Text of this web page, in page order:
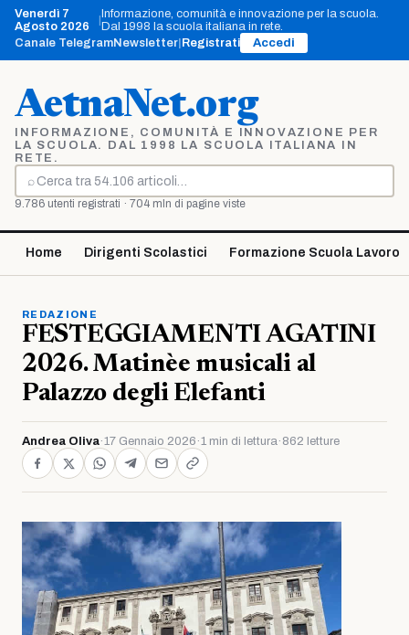
Vai
contenuto
Venerdì 7
Agosto 2026
Informazione, comunità e innovazione per la scuola.
Dal 1998 la scuola italiana in rete.
Canale TelegramNewsletter Registrati Accedi
AetnaNet.org
INFORMAZIONE, COMUNITÀ E INNOVAZIONE PER
LA SCUOLA. DAL 1998 LA SCUOLA ITALIANA IN
RETE.
⌕
Cerca
9.786 utenti registrati · 704 mln di pagine viste
Home Dirigenti Scolastici Formazione Scuola Lavoro
REDAZIONE
FESTEGGIAMENTI AGATINI
2026. Matinèe musicali al
Palazzo degli Elefanti
Andrea Oliva·17 Gennaio 2026 ·1 min di lettura· 862 letture